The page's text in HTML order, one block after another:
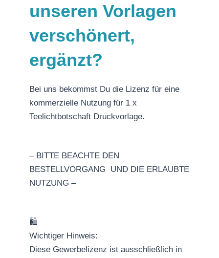
unseren Vorlagen
verschönert,
ergänzt?
Bei uns bekommst Du die Lizenz für eine
kommerzielle Nutzung für 1 x
Teelichtbotschaft Druckvorlage.
– BITTE BEACHTE DEN
BESTELLVORGANG UND DIE ERLAUBTE
NUTZUNG –
🛍
Wichtiger Hinweis:
Diese Gewerbelizenz ist ausschließlich in